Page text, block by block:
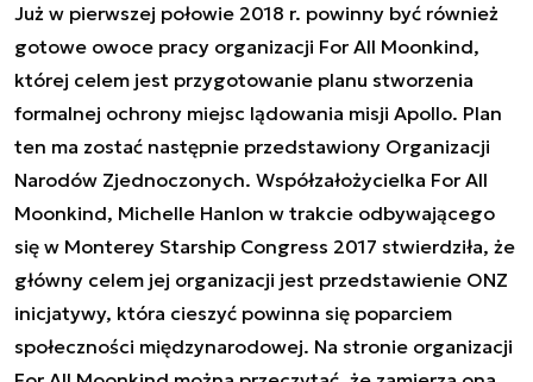
Już w pierwszej połowie 2018 r. powinny być również
gotowe owoce pracy organizacji For All Moonkind,
której celem jest przygotowanie planu stworzenia
formalnej ochrony miejsc lądowania misji Apollo. Plan
ten ma zostać następnie przedstawiony Organizacji
Narodów Zjednoczonych. Współzałożycielka For All
Moonkind, Michelle Hanlon w trakcie odbywającego
się w Monterey Starship Congress 2017 stwierdziła, że
główny celem jej organizacji jest przedstawienie ONZ
inicjatywy, która cieszyć powinna się poparciem
społeczności międzynarodowej. Na stronie organizacji